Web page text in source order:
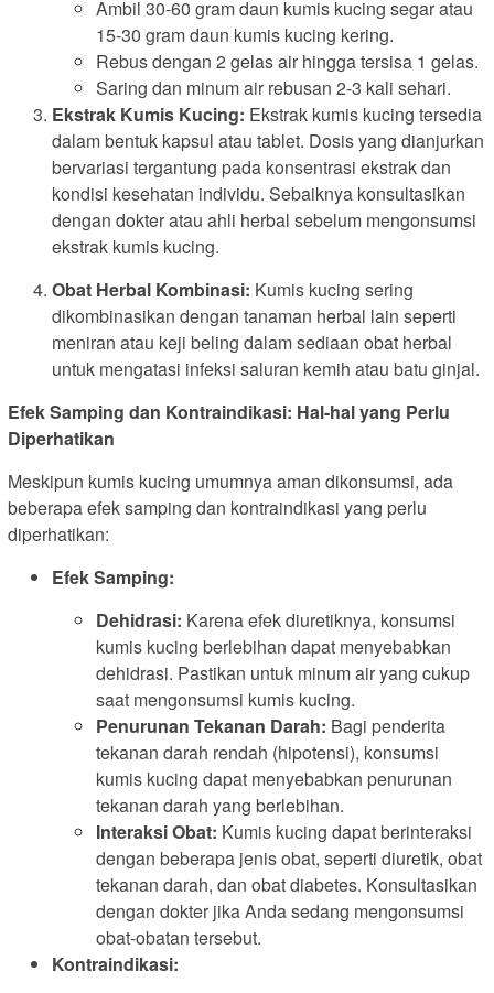
Ambil 30-60 gram daun kumis kucing segar atau
15-30 gram daun kumis kucing kering.
Rebus dengan 2 gelas air hingga tersisa 1 gelas.
Saring dan minum air rebusan 2-3 kali sehari.
Ekstrak Kumis Kucing: Ekstrak kumis kucing tersedia
dalam bentuk kapsul atau tablet. Dosis yang dianjurkan
bervariasi tergantung pada konsentrasi ekstrak dan
kondisi kesehatan individu. Sebaiknya konsultasikan
dengan dokter atau ahli herbal sebelum mengonsumsi
ekstrak kumis kucing.
Obat Herbal Kombinasi: Kumis kucing sering
dikombinasikan dengan tanaman herbal lain seperti
meniran atau keji beling dalam sediaan obat herbal
untuk mengatasi infeksi saluran kemih atau batu ginjal.
Efek Samping dan Kontraindikasi: Hal-hal yang Perlu
Diperhatikan
Meskipun kumis kucing umumnya aman dikonsumsi, ada
beberapa efek samping dan kontraindikasi yang perlu
diperhatikan:
Efek Samping:
Dehidrasi: Karena efek diuretiknya, konsumsi
kumis kucing berlebihan dapat menyebabkan
dehidrasi. Pastikan untuk minum air yang cukup
saat mengonsumsi kumis kucing.
Penurunan Tekanan Darah: Bagi penderita
tekanan darah rendah (hipotensi), konsumsi
kumis kucing dapat menyebabkan penurunan
tekanan darah yang berlebihan.
Interaksi Obat: Kumis kucing dapat berinteraksi
dengan beberapa jenis obat, seperti diuretik, obat
tekanan darah, dan obat diabetes. Konsultasikan
dengan dokter jika Anda sedang mengonsumsi
obat-obatan tersebut.
Kontraindikasi: